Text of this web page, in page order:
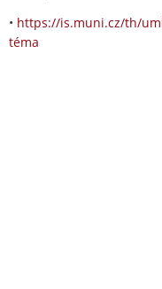
• https://is.muni.cz/th/
téma